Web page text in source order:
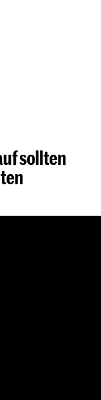
sollten